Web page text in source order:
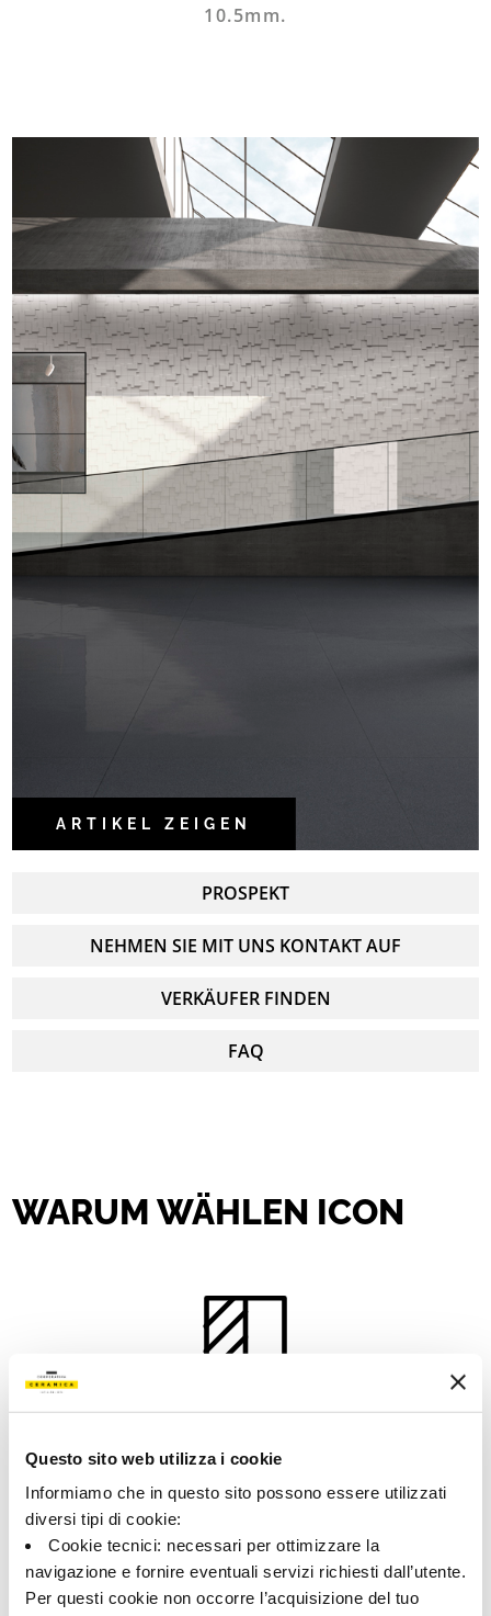
Questo sito web utilizza i cookie
Informiamo che in questo sito possono essere utilizzati
diversi tipi di cookie:
Cookie tecnici: necessari per ottimizzare la
navigazione e fornire eventuali servizi richiesti dall’utente.
Per questi cookie non occorre l’acquisizione del tuo
10.5mm.
ARTIKEL ZEIGEN
PROSPEKT
NEHMEN SIE MIT UNS KONTAKT AUF
VERKÄUFER FINDEN
FAQ
WARUM WÄHLEN ICON
FUNKTIONALITÄT